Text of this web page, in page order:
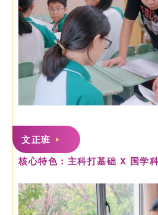
文正班
核心特色：主科打基础 X 国学